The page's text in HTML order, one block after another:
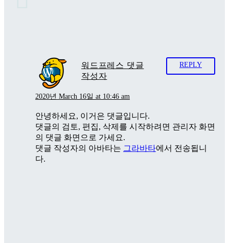
워드프레스 댓글
작성자
2020년 March 16일 at 10:46 am
REPLY
안녕하세요, 이거은 댓글입니다.
댓글의 검토, 편집, 삭제를 시작하려면 관리자 화면
의 댓글 화면으로 가세요.
댓글 작성자의 아바타는 그라바타에서 전송됩니
다.